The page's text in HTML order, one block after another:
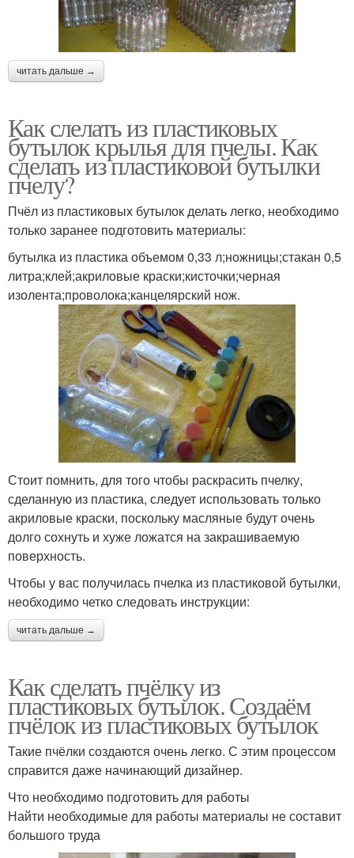
читать дальше →
Как слелать из пластиковых
бутылок крылья для пчелы. Как
сделать из пластиковой бутылки
пчелу?
Пчёл из пластиковых бутылок делать легко, необходимо
только заранее подготовить материалы:
бутылка из пластика объемом 0,33 л;ножницы;стакан 0,5
литра;клей;акриловые краски;кисточки;черная
изолента;проволока;канцелярский нож.
Стоит помнить, для того чтобы раскрасить пчелку,
сделанную из пластика, следует использовать только
акриловые краски, поскольку масляные будут очень
долго сохнуть и хуже ложатся на закрашиваемую
поверхность.
Чтобы у вас получилась пчелка из пластиковой бутылки,
необходимо четко следовать инструкции:
читать дальше →
Как сделать пчёлку из
пластиковых бутылок. Создаём
пчёлок из пластиковых бутылок
Такие пчёлки создаются очень легко. С этим процессом
справится даже начинающий дизайнер.
Что необходимо подготовить для работы
Найти необходимые для работы материалы не составит
большого труда